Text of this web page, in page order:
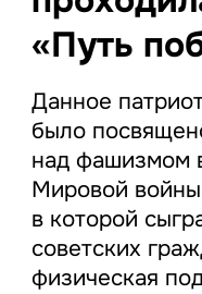
«Путь
Данное
было
над фашизмом
Мировой
в которой
советских
физическая